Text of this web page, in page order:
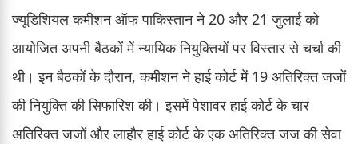
ज्यूडिशियल कमीशन ऑफ पाकिस्तान ने 20 और 21 जुलाई को
आयोजित अपनी बैठकों में न्यायिक नियुक्तियों पर विस्तार से चर्चा की
थी। इन बैठकों के दौरान, कमीशन ने हाई कोर्ट में 19 अतिरिक्त जजों
की नियुक्ति की सिफारिश की। इसमें पेशावर हाई कोर्ट के चार
अतिरिक्त जजों और लाहौर हाई कोर्ट के एक अतिरिक्त जज की सेवा